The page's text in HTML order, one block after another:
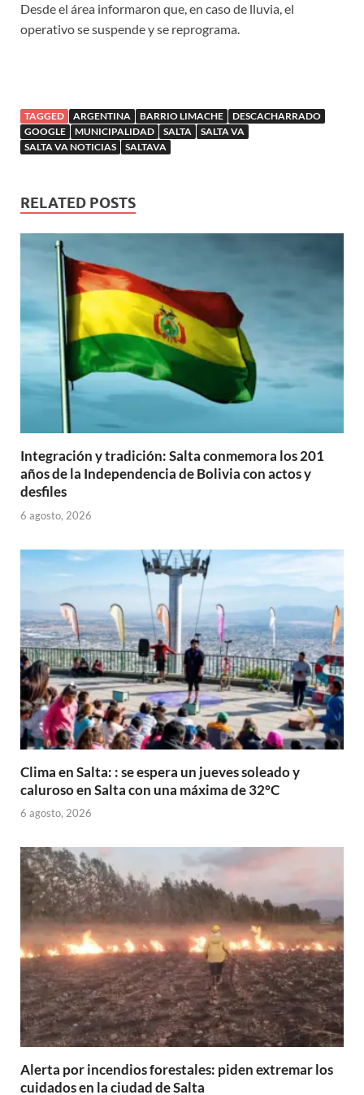
Desde el área informaron que, en caso de lluvia, el
operativo se suspende y se reprograma.
TAGGED ARGENTINA BARRIO LIMACHE
DESCACHARRADO
GOOGLE
MUNICIPALIDAD SALTA
SALTA VA
SALTA VA NOTICIAS
SALTAVA
RELATED POSTS
Integración y tradición: Salta conmemora los 201
años de la Independencia de Bolivia con actos y
desfiles
6 agosto, 2026
Clima en Salta: : se espera un jueves soleado y
caluroso en Salta con una máxima de 32°C
6 agosto, 2026
Alerta por incendios forestales: piden extremar los
cuidados en la ciudad de Salta